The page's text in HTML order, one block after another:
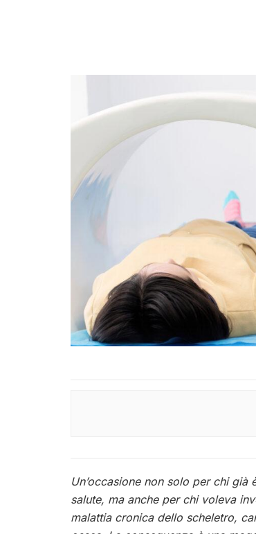
Un’occasione non solo per chi
salute, ma anche per chi voleva
malattia cronica dello scheletro,